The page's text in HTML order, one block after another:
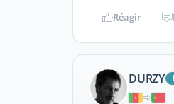
Réagir
DURZY
|